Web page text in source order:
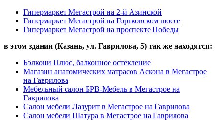
Гипермаркет Мегастрой на 2-й Азинской
Гипермаркет Мегастрой на Горьковском шоссе
Гипермаркет Мегастрой на проспекте Победы
в этом здании (Казань, ул. Гаврилова, 5) так же находятся:
Бэлкони Плюс, балконное остекление
Магазин анатомических матрасов Аскона в Мегастрое
на Гаврилова
Мебельный салон БРВ-Мебель в Мегастрое на
Гаврилова
Салон мебели Лазурит в Мегастрое на Гаврилова
Салон мебели Шатура в Мегастрое на Гаврилова